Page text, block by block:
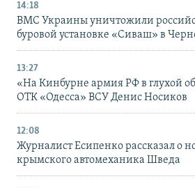
14:18
ВМС Украины уничтожили
буровой установке «Сиваш» в
13:27
«На Кинбурне армия РФ в глухой
ОТК «Одесса» ВСУ Денис Носиков
12:08
Журналист Есипенко рассказал о
крымского автомеханика Шведа